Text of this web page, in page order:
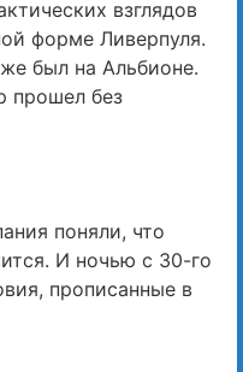
взглядов
форме Ливерпуля.
был на Альбионе.
прошел без
поняли, что
И ночью с 30-го
прописанные в